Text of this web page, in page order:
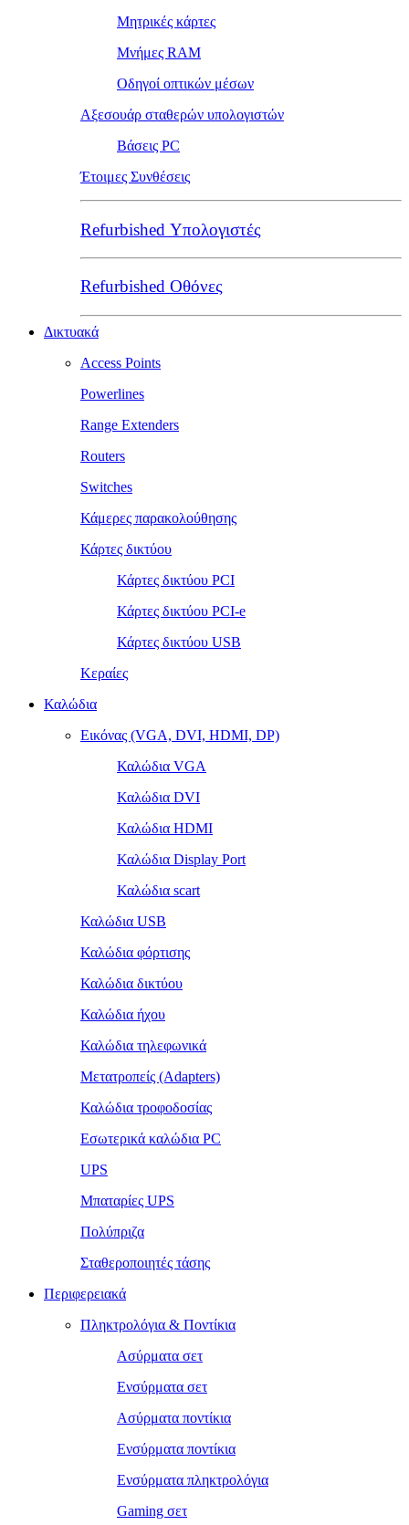
Μητρικές κάρτες
Μνήμες RAM
Οδηγοί οπτικών μέσων
Αξεσουάρ σταθερών υπολογιστών
Βάσεις PC
Έτοιμες Συνθέσεις
Refurbished Υπολογιστές
Refurbished Οθόνες
Δικτυακά
Access Points
Powerlines
Range Extenders
Routers
Switches
Κάμερες παρακολούθησης
Κάρτες δικτύου
Κάρτες δικτύου PCI
Κάρτες δικτύου PCI-e
Κάρτες δικτύου USB
Κεραίες
Καλώδια
Εικόνας (VGA, DVI, HDMI, DP)
Καλώδια VGA
Καλώδια DVI
Καλώδια HDMI
Καλώδια Display Port
Καλώδια scart
Καλώδια USB
Καλώδια φόρτισης
Καλώδια δικτύου
Καλώδια ήχου
Καλώδια τηλεφωνικά
Μετατροπείς (Adapters)
Καλώδια τροφοδοσίας
Εσωτερικά καλώδια PC
UPS
Μπαταρίες UPS
Πολύπριζα
Σταθεροποιητές τάσης
Περιφερειακά
Πληκτρολόγια & Ποντίκια
Ασύρματα σετ
Ενσύρματα σετ
Ασύρματα ποντίκια
Ενσύρματα ποντίκια
Ενσύρματα πληκτρολόγια
Gaming σετ